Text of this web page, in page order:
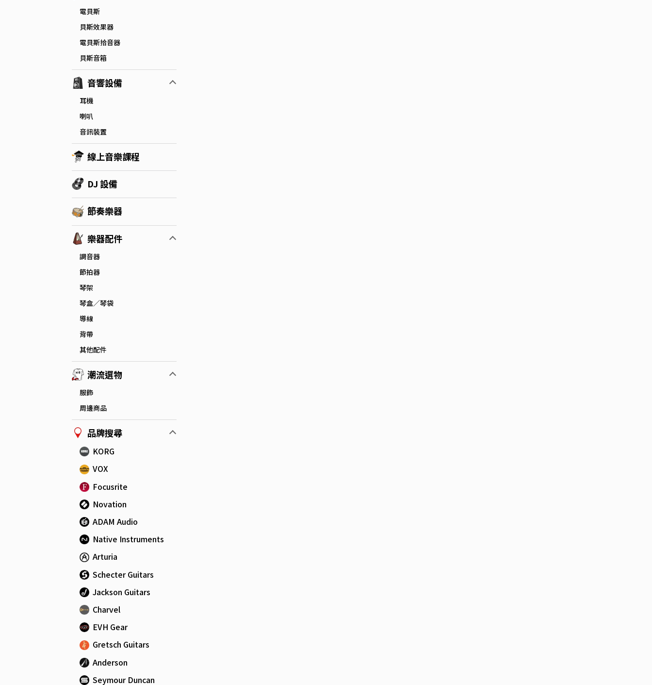
電貝斯
貝斯效果器
電貝斯拾音器
貝斯音箱
音響設備
耳機
喇叭
音訊裝置
線上音樂課程
DJ 設備
節奏樂器
樂器配件
調音器
節拍器
琴架
琴盒／琴袋
導線
背帶
其他配件
潮流選物
服飾
周邊商品
品牌搜尋
KORG
VOX
Focusrite
Novation
ADAM Audio
Native Instruments
Arturia
Schecter Guitars
Jackson Guitars
Charvel
EVH Gear
Gretsch Guitars
Anderson
Seymour Duncan